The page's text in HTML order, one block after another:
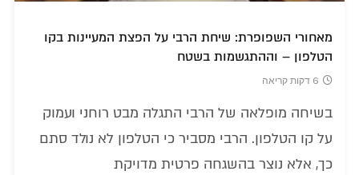
מאחורי השפופרת: שיחת הרבי על הפצת המעיינות בקו
הטלפון – וההתגשמות בשטח
6 דקות קריאה
בשיחה מופלאה של הרבי התגלה מבט רוחני ועמוק
על קו הטלפון. הרבי מסביר כי הטלפון לא נולד סתם
כך, אלא נוצר בהשגחה פרטית מדויקת